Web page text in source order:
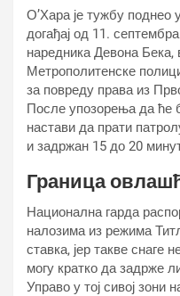
О’Хара је тужбу поднео
догађај од 11.
наредника Девона Бека,
Метрополитенске
за повреду права из
После упозорења да ће
настави да прати
и задржан 15 до 20
Граница
Национална гарда
налозима из режима
ставка, јер такве
могу кратко да задрже
Управо у тој сивој зони